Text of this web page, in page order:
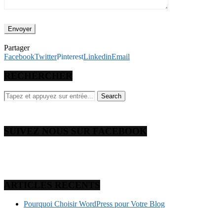
Partager
FacebookTwitterPinterestLinkedinEmail
Pourquoi Choisir WordPress pour Votre Blog